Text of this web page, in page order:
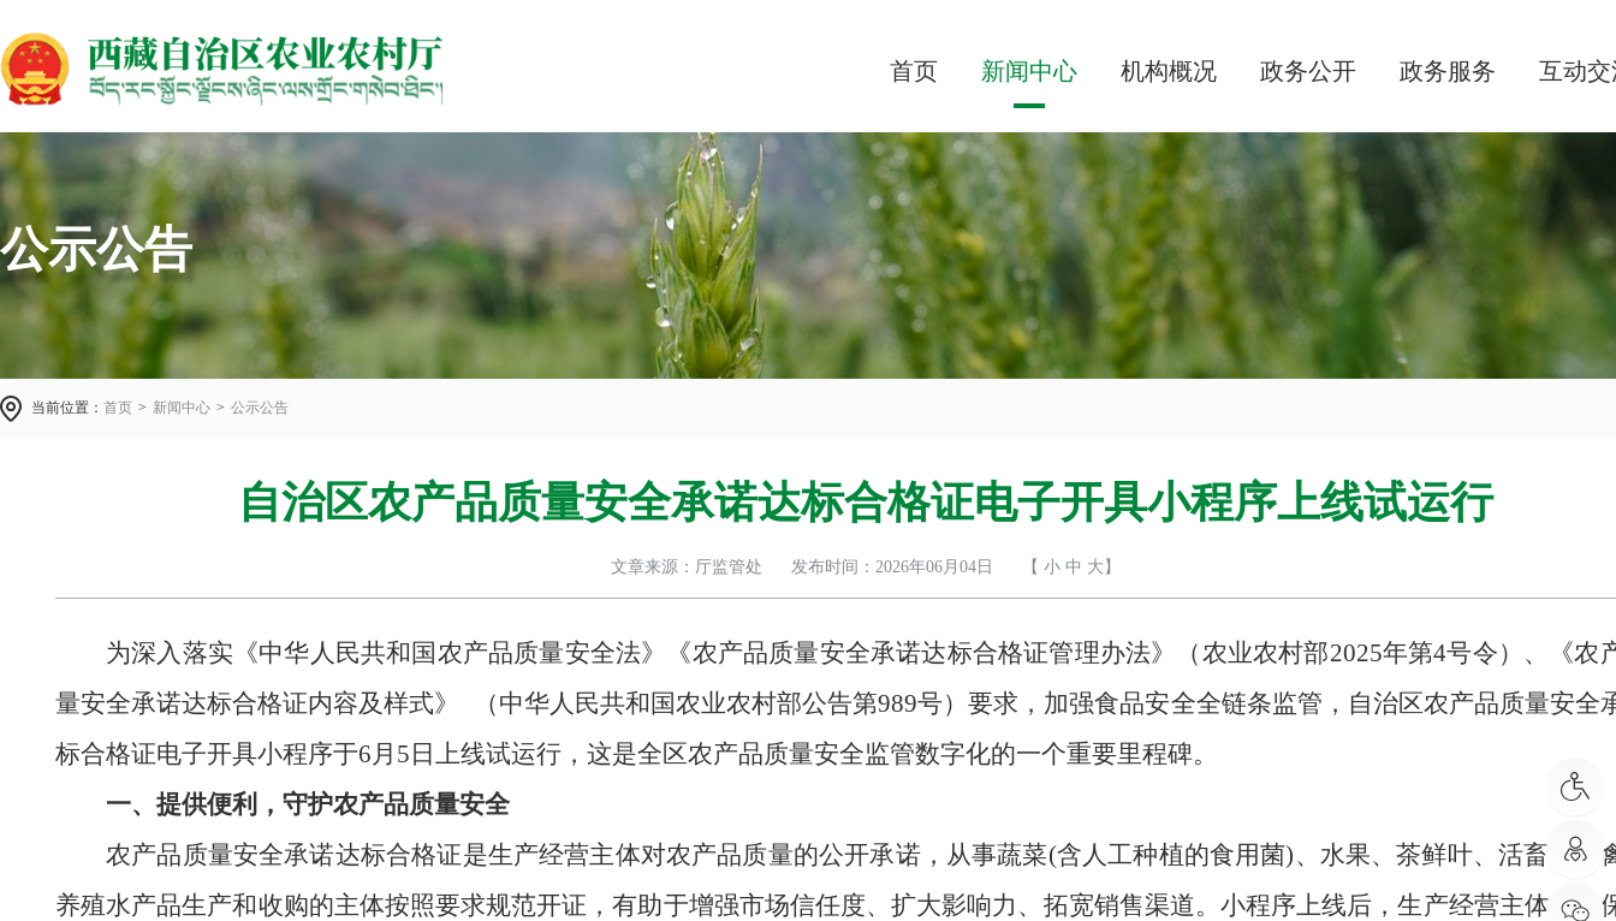
首页 新闻中心 机构概况 政务公开 政务服务 互动交
公示公告
当前位置： 首页 > 新闻中心 > 公示公告
自治区农产品质量安全承诺达标合格证电子开具小程序上线试运行
文章来源：厅监管处 发布时间：2026年06月04日 【 小 中 大 】
为深入落实《中华人民共和国农产品质量安全法》《农产品质量安全承诺达标合格证管理办法》 （农业农村部2025年第4号令）、《农
量安全承诺达标合格证内容及样式》 （中华人民共和国农业农村部公告第989号）要求 ， 加强食品安全全链条监管， 自治区农产品质量安全
标合格证电子开具小程序于6月5日 上线试运行 ，这是全区农产品质量安全监管数字化的一个重要里程碑。
一、 提供便利，守护农产品质量安全
农产品质量安全承诺达标合格证是生产经营主体对农产品质量的公开承诺，从事蔬菜(含人工种植的食用菌)、水果、茶鲜叶、活畜禽、
养殖水产品生产和收购的主体按照要求规范开证 ，有助于增强市场信任度、扩大影响力、 拓宽销售渠道。小程序上线后，生产经营主体 在确